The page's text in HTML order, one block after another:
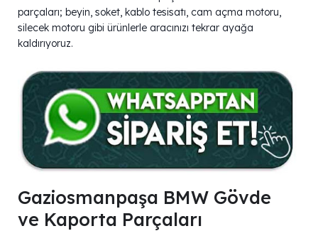
parçaları; beyin, soket, kablo tesisatı, cam açma motoru,
silecek motoru gibi ürünlerle aracınızı tekrar ayağa
kaldırıyoruz.
Gaziosmanpaşa BMW Gövde
ve Kaporta Parçaları